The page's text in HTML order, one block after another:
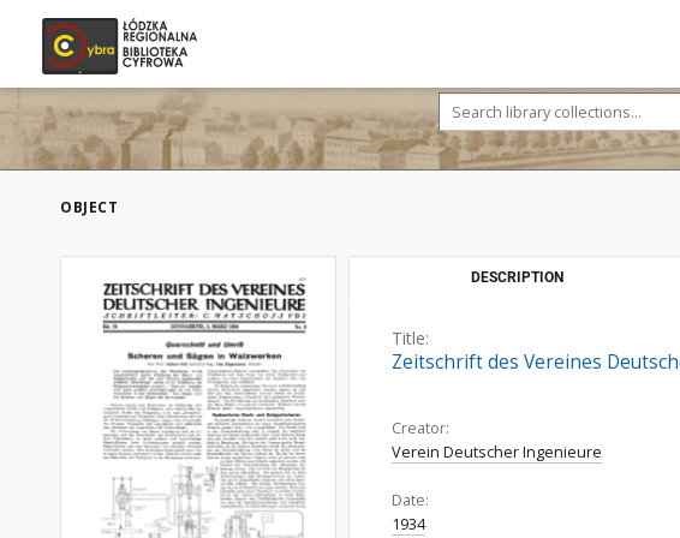
OBJECT
DESCRIPTION
Title:
Zeitschrift des Vereines
Creator:
Verein Deutscher Ingenieure
Date:
1934